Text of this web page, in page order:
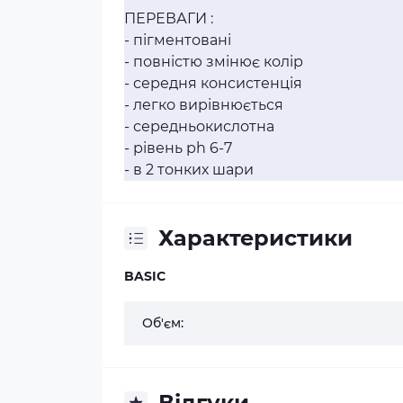
ПЕРЕВАГИ :
- пігментовані
- повністю змінює колір
- середня консистенція
- легко вирівнюється
- середньокислотна
- рівень ph 6-7
- в 2 тонких шари
Характеристики
BASIC
Об'єм: